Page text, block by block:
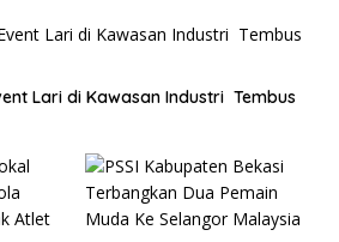
Lari di Kawasan Industri Tembus